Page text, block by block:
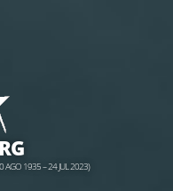
AGO 1935 – 24 JUL 2023)